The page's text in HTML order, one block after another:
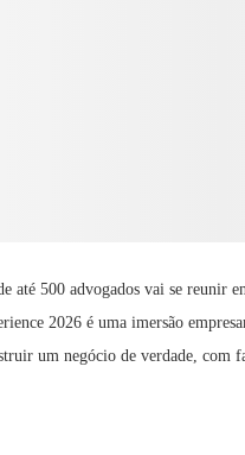
até 500 advogados vai se reunir
2026 é uma imersão
um negócio de verdade,